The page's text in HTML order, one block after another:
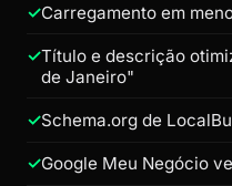
Carregamento em
Título e descrição
de Janeiro"
Schema.org de
Google Meu Negócio